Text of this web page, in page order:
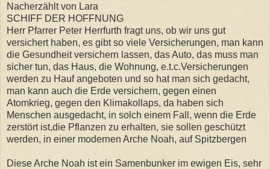
Nacherzählt von Lara
SCHIFF DER HOFFNUNG
Herr Pfarrer Peter Herrfurth fragt uns, ob wir uns gut
versichert haben, es gibt so viele Versicherungen, man kann
die Gesundheit versichern lassen, das Auto, das muss man
sicher tun, das Haus, die Wohnung, e.t.c.Versicherungen
werden zu Hauf angeboten und so hat man sich gedacht,
man kann auch die Erde versichern, gegen einen
Atomkrieg, gegen den Klimakollaps, da haben sich
Menschen ausgedacht, in solch einem Fall, wenn die Erde
zerstört ist,die Pflanzen zu erhalten, sie sollen geschützt
werden, in einer modernen Arche Noah, auf Spitzbergen
Diese Arche Noah ist ein Samenbunker im ewigen Eis, sehr